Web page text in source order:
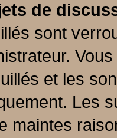
de
sont
et les
Les
maintes